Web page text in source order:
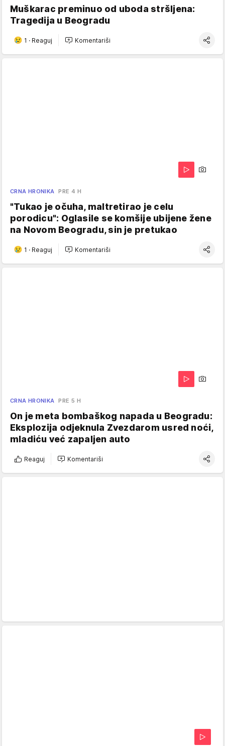
Muškarac preminuo od uboda stršljena:
Tragedija u Beogradu
1 · Reaguj Komentariši
CRNA HRONIKA PRE 4 H
"Tukao je očuha, maltretirao je celu
porodicu": Oglasile se komšije ubijene žene
na Novom Beogradu, sin je pretukao
1 · Reaguj Komentariši
CRNA HRONIKA PRE 5 H
On je meta bombaškog napada u Beogradu:
Eksplozija odjeknula Zvezdarom usred noći,
mladiću već zapaljen auto
Reaguj Komentariši